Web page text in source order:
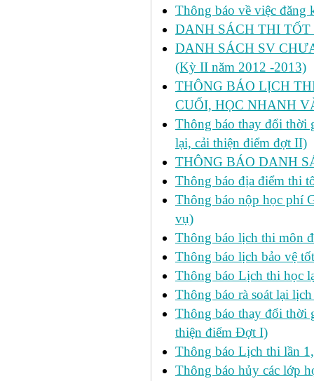
Thông báo về việc
DANH SÁCH THI
DANH SÁCH SV
(Kỳ II năm 2012 -2013)
THÔNG BÁO LỊCH
CUỐI, HỌC NHANH
Thông báo thay đổi thời
lại, cải thiện điểm đợt II)
THÔNG BÁO DANH
Thông báo địa điểm thi
Thông báo nộp học phí
vụ)
Thông báo lịch thi môn
Thông báo lịch bảo vệ
Thông báo Lịch thi học
Thông báo rà soát lại
Thông báo thay đổi thời
thiện điểm Đợt I)
Thông báo Lịch thi lần
Thông báo hủy các lớp